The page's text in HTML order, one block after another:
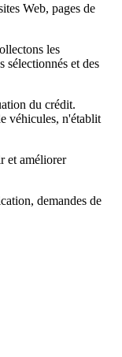
Web, pages de
les
sélectionnés et des
du crédit.
véhicules, n'établit
et améliorer
demandes de